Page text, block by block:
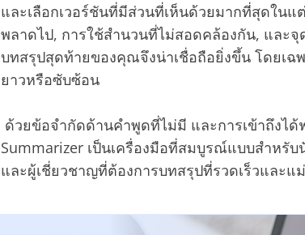
และเลือกเวอร์ชันที่มีส่วนที่เห็นด้วยมากที่สุดใน
พลาดไป, การใช้สำนวนที่ไม่สอดคล้องกัน, และ
บทสรุปสุดท้ายของคุณจึงน่าเชื่อถือยิ่งขึ้น โดยเฉ
ยาวหรือซับซ้อน
ด้วยข้อจำกัดด้านคำพูดที่ไม่มี และการเข้าถึงได้
Summarizer เป็นเครื่องมือที่สมบูรณ์แบบสำหรั
และผู้เชี่ยวชาญที่ต้องการบทสรุปที่รวดเร็วและแ